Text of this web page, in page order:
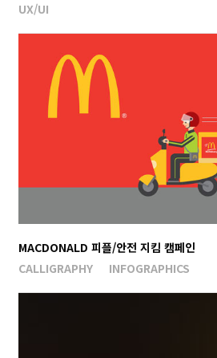
UX/UI
MACDONALD 피플/안전 지킴 캠페인
CALLIGRAPHY
INFOGRAPHICS